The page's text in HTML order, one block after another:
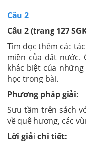
Câu 2
Câu 2 (trang 127
Tìm đọc thêm các
miền của đất nước.
khác biệt của
học trong bài.
Phương pháp giải:
Sưu tầm trên sách
về quê hương, các
Lời giải chi tiết: